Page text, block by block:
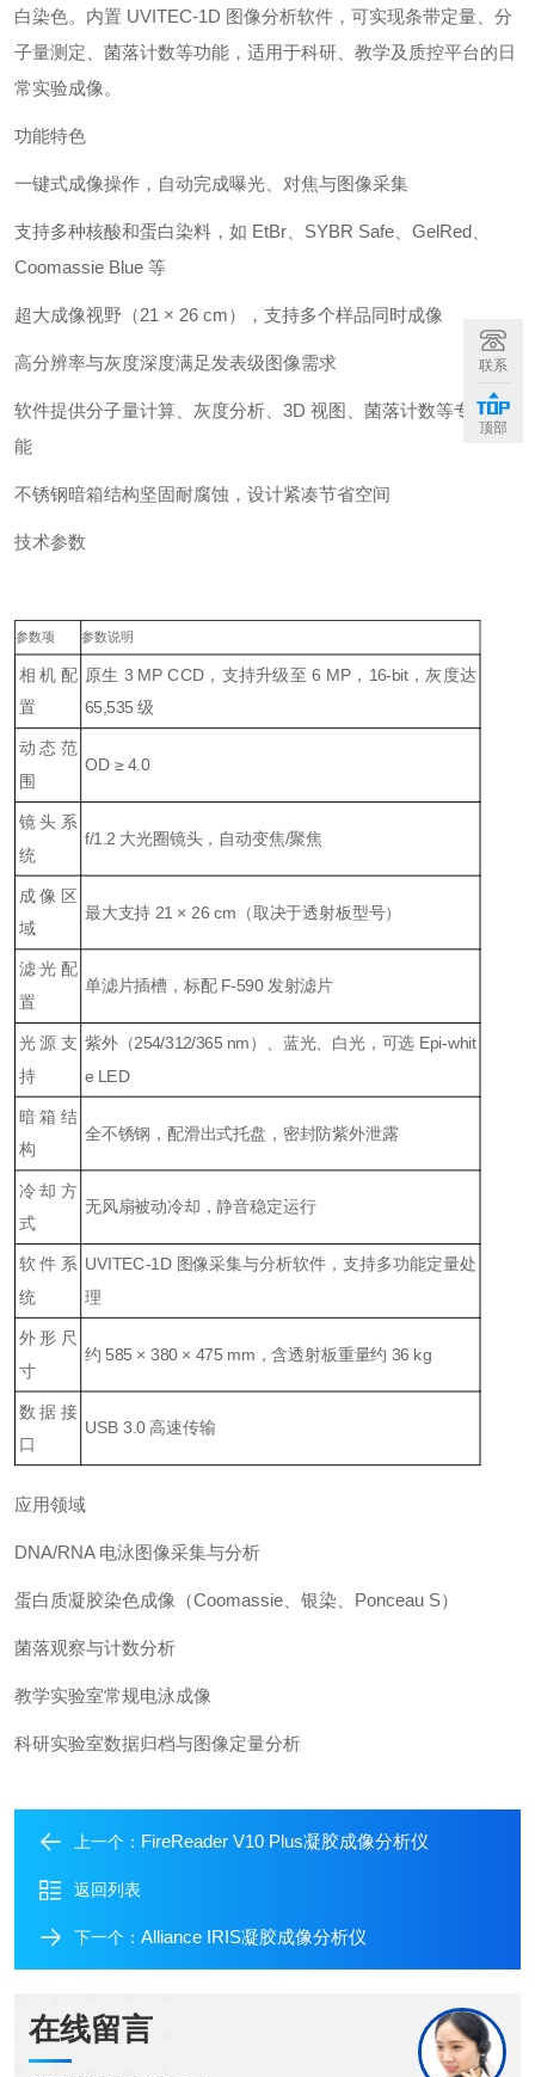
白染色。内置 UVITEC-1D 图像分析软件，可实现条带定量、分
子量测定、菌落计数等功能，适用于科研、教学及质控平台的日
常实验成像。
功能特色
一键式成像操作，自动完成曝光、对焦与图像采集
支持多种核酸和蛋白染料，如 EtBr、SYBR Safe、GelRed、
Coomassie Blue 等
超大成像视野（21 × 26 cm），支持多个样品同时成像
高分辨率与灰度深度满足发表级图像需求
软件提供分子量计算、灰度分析、3D 视图、菌落计数等专业功
能
不锈钢暗箱结构坚固耐腐蚀，设计紧凑节省空间
技术参数
参数项 参数说明
相机配
置
原生 3 MP CCD，支持升级至 6 MP，16-bit，灰度达
65,535 级
动态范
围
OD ≥ 4.0
镜头系
统
f/1.2 大光圈镜头，自动变焦/聚焦
成像区
域
最大支持 21 × 26 cm（取决于透射板型号）
滤光配
置
单滤片插槽，标配 F-590 发射滤片
光源支
持
紫外（254/312/365 nm）、蓝光、白光，可选 Epi-whit
e LED
暗箱结
构
全不锈钢，配滑出式托盘，密封防紫外泄露
冷却方
式
无风扇被动冷却，静音稳定运行
软件系
统
UVITEC-1D 图像采集与分析软件，支持多功能定量处
理
外形尺
寸
约 585 × 380 × 475 mm，含透射板重量约 36 kg
数据接
口
USB 3.0 高速传输
应用领域
DNA/RNA 电泳图像采集与分析
蛋白质凝胶染色成像（Coomassie、银染、Ponceau S）
菌落观察与计数分析
教学实验室常规电泳成像
科研实验室数据归档与图像定量分析
上一个： FireReader V10 Plus凝胶成像分析仪
返回列表
下一个： Alliance IRIS凝胶成像分析仪
在线留言
联系
顶部